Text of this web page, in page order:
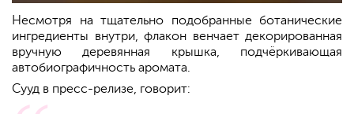
Несмотря на тщательно подобранные ботанические
ингредиенты внутри, флакон венчает декорированная
вручную деревянная крышка, подчёркивающая
автобиографичность аромата.
Сууд в пресс-релизе, говорит: